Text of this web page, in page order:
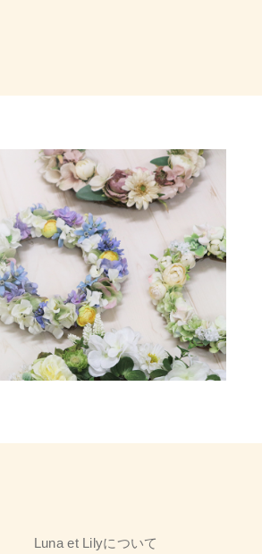
Luna et Lilyについて